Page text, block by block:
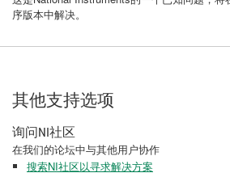
序版本中解决。
其他支持选项
询问NI社区
在我们的论坛中与其他用户协作
搜索NI社区以寻求解决方案